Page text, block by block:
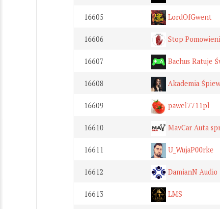
16605 LordOfGwent
16606 Stop
16607 Bachus Ratuje
16608 Akademia
16609 pawel7711pl
16610 MavCar Auta
16611 U_WujaP00rke
16612 DamianN Audio
16613 LMS